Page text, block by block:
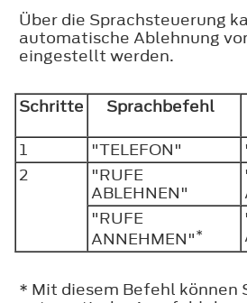
Über die Sprachsteuerung
automatische Ablehnung
eingestellt werden.
Schritte Sprachbefehl
1
"TELEFON"
2
"RUFE
ABLEHNEN"
"RUFE
ANNEHMEN"*
* Mit diesem Befehl können